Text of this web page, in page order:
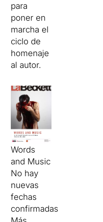
para
poner en
marcha el
ciclo de
homenaje
al autor.
Words
and Music
No hay
nuevas
fechas
confirmadas